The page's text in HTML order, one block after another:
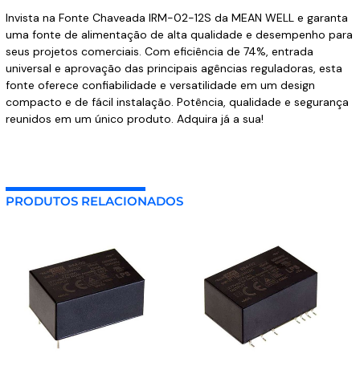
Invista na Fonte Chaveada IRM-02-12S da MEAN WELL e garanta
uma fonte de alimentação de alta qualidade e desempenho para
seus projetos comerciais. Com eficiência de 74%, entrada
universal e aprovação das principais agências reguladoras, esta
fonte oferece confiabilidade e versatilidade em um design
compacto e de fácil instalação. Potência, qualidade e segurança
reunidos em um único produto. Adquira já a sua!
PRODUTOS RELACIONADOS